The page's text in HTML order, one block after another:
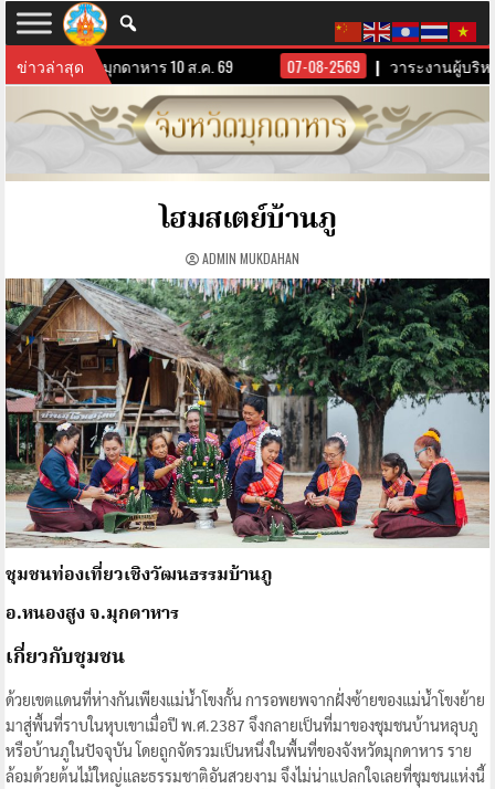
ข่าวล่าสุด
รจังหวัดมุกดาหาร 10 ส.ค. 69 07-08-2569 วาระงานผู้บริหารจัง
โฮมสเตย์บ้านภู
ADMIN MUKDAHAN
ชุมชนท่องเที่ยวเชิงวัฒนธรรมบ้านภู
อ.หนองสูง จ.มุกดาหาร
เกี่ยวกับชุมชน
ด้วยเขตแดนที่ห่างกันเพียงแม่น้ำโขงกั้น การอพยพจากฝั่งซ้ายของแม่น้ำโขงย้าย
มาสู่พื้นที่ราบในหุบเขาเมื่อปี พ.ศ.2387 จึงกลายเป็นที่มาของชุมชนบ้านหลุบภู
หรือบ้านภูในปัจจุบัน โดยถูกจัดรวมเป็นหนึ่งในพื้นที่ของจังหวัดมุกดาหาร ราย
ล้อมด้วยต้นไม้ใหญ่และธรรมชาติอันสวยงาม จึงไม่น่าแปลกใจเลยที่ชุมชนแห่งนี้